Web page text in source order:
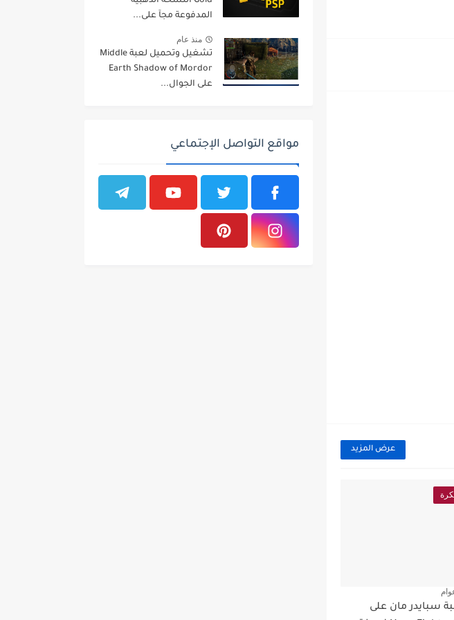
عرض المزيد
سبايدر مان على
المدفوعة مجآ على...
منذ عام
تشغيل وتحميل لعبة Middle
Earth Shadow of Mordor
على الجوال...
مواقع التواصل الإجتماعي